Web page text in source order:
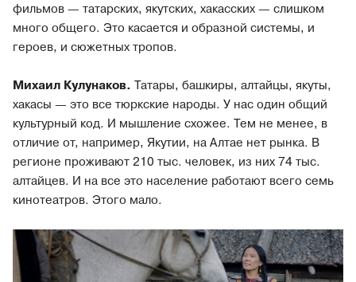
фильмов — татарских, якутских, хакасских — слишком
много общего. Это касается и образной системы, и
героев, и сюжетных тропов.
Михаил Кулунаков. Татары, башкиры, алтайцы, якуты,
хакасы — это все тюркские народы. У нас один общий
культурный код. И мышление схожее. Тем не менее, в
отличие от, например, Якутии, на Алтае нет рынка. В
регионе проживают 210 тыс. человек, из них 74 тыс.
алтайцев. И на все это население работают всего семь
кинотеатров. Этого мало.